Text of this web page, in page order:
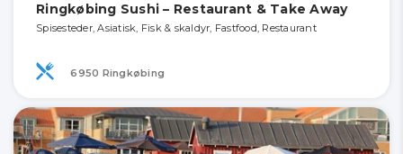
Ringkøbing Sushi – Restaurant & Take Away
Spisesteder, Asiatisk, Fisk & skaldyr, Fastfood, Restaurant
6950 Ringkøbing